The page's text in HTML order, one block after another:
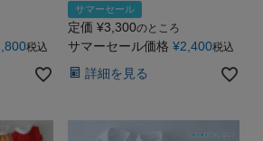
税込
サマーセール
定価 ¥3,300のところ
サマーセール価格 ¥2,400税込
詳細を見る